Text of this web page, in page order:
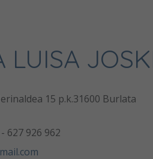
LUISA
15 p.k.31600 Burlata
627 926 962